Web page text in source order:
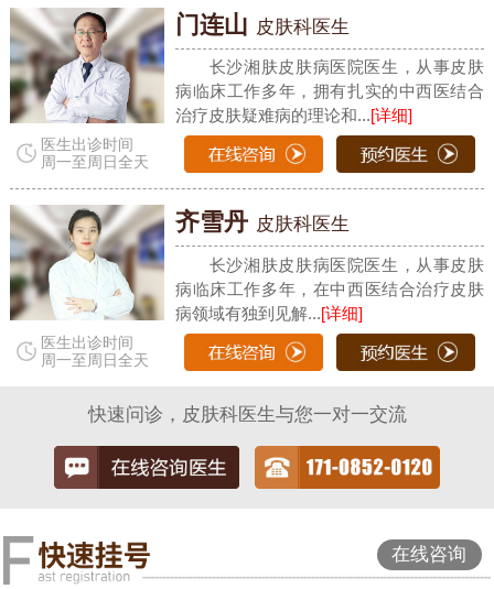
医生出诊时间
周一至周日全天
门连山 皮肤科医生
长沙湘肤皮肤病医院医生，从事皮肤
病临床工作多年，拥有扎实的中西医结合
治疗皮肤疑难病的理论和...[详细]
医生出诊时间
周一至周日全天
齐雪丹 皮肤科医生
长沙湘肤皮肤病医院医生，从事皮肤
病临床工作多年，在中西医结合治疗皮肤
病领域有独到见解...[详细]
快速问诊，皮肤科医生与您一对一交流
在线咨询